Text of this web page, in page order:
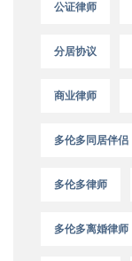
公证律师
分居协议
商业律师
多伦多同居伴侣
多伦多律师
多伦多离婚律师